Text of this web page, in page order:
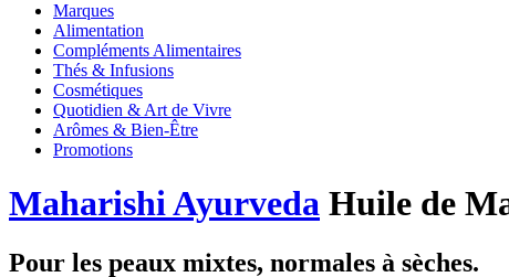
Marques
Alimentation
Compléments Alimentaires
Thés & Infusions
Cosmétiques
Quotidien & Art de Vivre
Arômes & Bien-Être
Promotions
Maharishi Ayurveda Huile de
Pour les peaux mixtes, normales à sèches.